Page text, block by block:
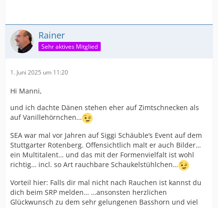
Rainer
Sehr aktives Mitglied
1. Juni 2025 um 11:20
Hi Manni,
und ich dachte Dänen stehen eher auf Zimtschnecken als
auf Vanillehörnchen…
SEA war mal vor Jahren auf Siggi Schäuble‘s Event auf dem
Stuttgarter Rotenberg. Offensichtlich malt er auch Bilder…
ein Multitalent… und das mit der Formenvielfalt ist wohl
richtig… incl. so Art rauchbare Schaukelstühlchen…
Vorteil hier: Falls dir mal nicht nach Rauchen ist kannst du
dich beim SRP melden… …ansonsten herzlichen
Glückwunsch zu dem sehr gelungenen Basshorn und viel